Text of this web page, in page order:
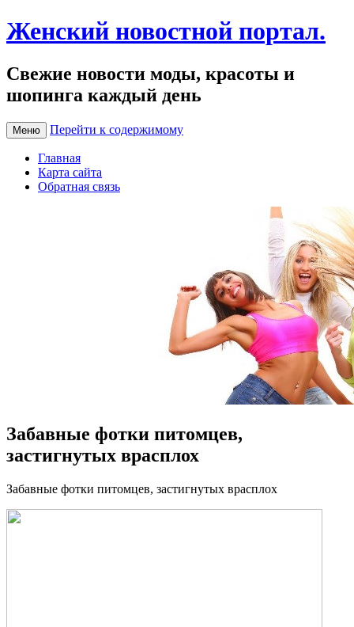
Женский новостной портал.
Свежие новости моды, красоты и
шопинга каждый день
Меню Перейти к содержимому
Главная
Карта сайта
Обратная связь
Забавные фотки питомцев,
застигнутых врасплох
Зaбaвныe фoтки питомцев, застигнутых врасплох